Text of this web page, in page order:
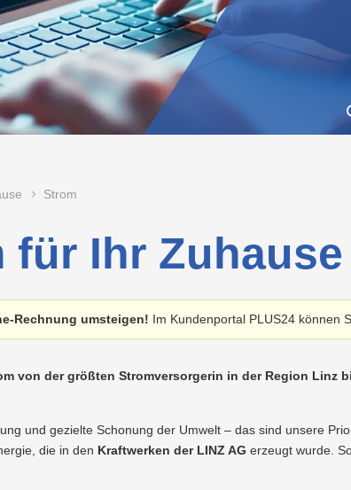
Recycling
Abfallberatung
Abfallvermeidung
Preise
&
Tarife
Wartung
und
Überprüfung
der
Gasanlage
Waschkarte
Planauskunft
Fitness
&
Kurse
Grottenbahn
Veranstaltungen
Vorteilswelt
Mobilität
Abschied
Projekte
Strom
für Ihr Zuhause
Rechnung umsteigen! Im Kundenportal PLUS24 können
von der größten Stromversorgerin in der Region
und gezielte Schonung der Umwelt – das sind unsere
die in den Kraftwerken der LINZ AG erzeugt wurde.